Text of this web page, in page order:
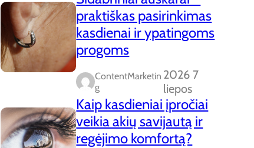
praktiškas pasirinkimas
kasdienai ir ypatingoms
progoms
ContentMarketin
G
2026 7
liepos
Kaip kasdieniai įpročiai
veikia akių savijautą ir
regėjimo komfortą?